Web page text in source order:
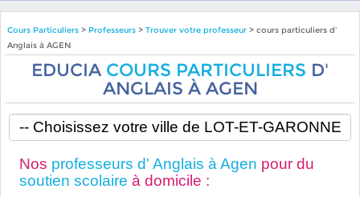
Cours Particuliers> Professeurs > Trouver votre professeur> cours particuliers d'
Anglais à AGEN
EDUCIA COURS PARTICULIERS D'
ANGLAIS À AGEN
Nos professeurs d' Anglais à Agen pour du
soutien scolaire à domicile :